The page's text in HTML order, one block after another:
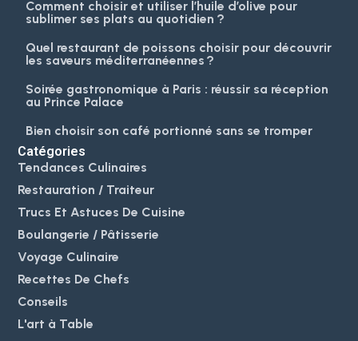
Comment choisir et utiliser l’huile d’olive pour
sublimer ses plats au quotidien ?
Quel restaurant de poissons choisir pour découvrir
les saveurs méditerranéennes ?
Soirée gastronomique à Paris : réussir sa réception
au Prince Palace
Bien choisir son café portionné sans se tromper
Catégories
Tendances Culinaires
Restauration / Traiteur
Trucs Et Astuces De Cuisine
Boulangerie / Pâtisserie
Voyage Culinaire
Recettes De Chefs
Conseils
L'art à Table